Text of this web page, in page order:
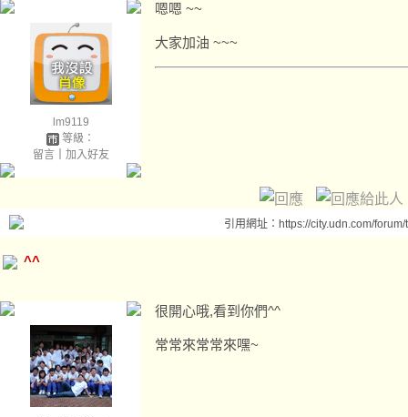
lm9119
等級：
留言｜ 加入好友
嗯嗯 ~~
大家加油 ~~~
引用網址：https://city.udn.com/
^^
很開心哦,看到你們^^
常常來常常來嘿~